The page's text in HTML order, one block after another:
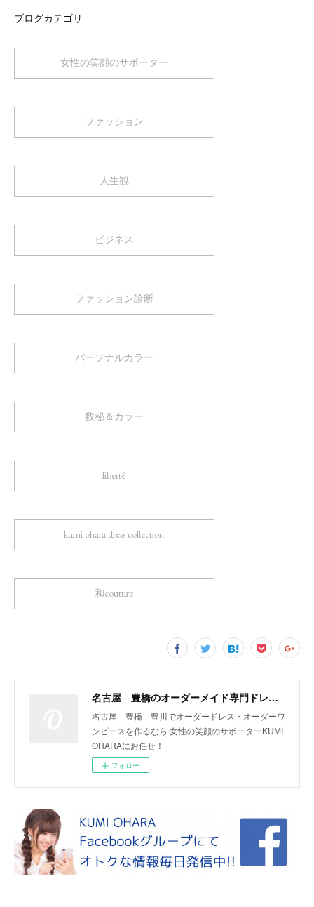
ブログカテゴリ
女性の笑顔のサポーター
ファッション
人生観
ビジネス
ファッション診断
パーソナルカラー
数秘＆カラー
liberté
kumi ohara dress collection
和couture
名古屋 豊橋のオーダーメイド専門ドレスデザイナー KUMI OHARA
名古屋 豊橋 豊川でオーダードレス・オーダーワ
ンピースを作るなら 女性の笑顔のサポーターKUMI
OHARAにお任せ！
フォロー